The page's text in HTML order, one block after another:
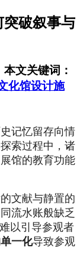
破叙事与
文关键词：
化馆设计施
记忆留存向情
索过程中，诸
馆的教育功能
文献与静置的
流水账般缺乏
以引导参观者
一化导致参观